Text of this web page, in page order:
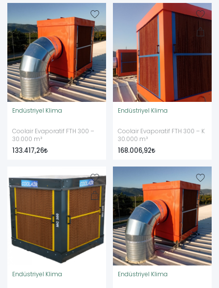
Endüstriyel Klima
Coolair Evaporatif FTH 300 –
30.000 m³
133.417,26
Endüstriyel Klima
Coolair Evaporatif FTH 300 – K
30.000 m³
168.006,92
Endüstriyel Klima Endüstriyel Klima